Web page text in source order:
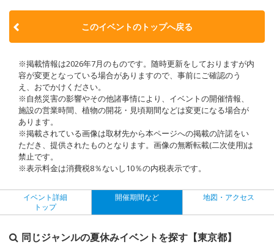
このイベントのトップへ戻る
※掲載情報は2026年7月のものです。随時更新をしておりますが内
容が変更となっている場合がありますので、事前にご確認のう
え、おでかけください。
※自然災害の影響やその他諸事情により、イベントの開催情報、
施設の営業時間、植物の開花・見頃期間などは変更になる場合が
あります。
※掲載されている画像は取材先から本ページへの掲載の許諾をい
ただき、提供されたものとなります。画像の無断転載(二次使用)は
禁止です。
※表示料金は消費税8％ないし10％の内税表示です。
イベント詳細
トップ
開催期間など 地図・アクセス
同じジャンルの夏休みイベントを探す【東京都】